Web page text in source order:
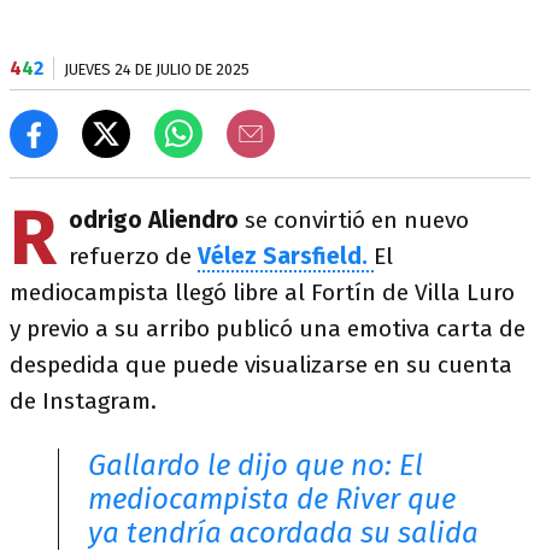
442 JUEVES 24 DE JULIO DE 2025
R odrigo Aliendro se convirtió en nuevo
refuerzo deVélez Sarsfield. El
mediocampista llegó libre al Fortín de Villa Luro
y previo a su arribo publicó una emotiva carta de
despedida que puede visualizarse en su cuenta
de Instagram.
Gallardo le dijo que no: El
mediocampista de River que
ya tendría acordada su salida